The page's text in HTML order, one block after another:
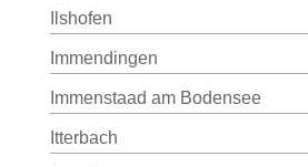
Ilshofen
Immendingen
Immenstaad am Bodensee
Itterbach